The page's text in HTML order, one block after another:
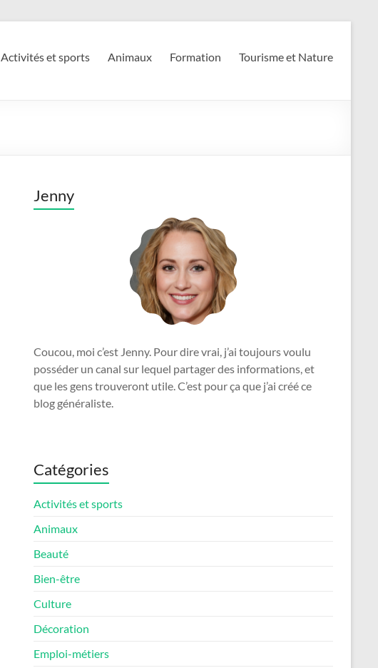
Activités et sports Animaux Formation Tourisme et Nature
Jenny
Coucou, moi c’est Jenny. Pour dire vrai, j’ai toujours voulu
posséder un canal sur lequel partager des informations, et
que les gens trouveront utile. C’est pour ça que j’ai créé ce
blog généraliste.
Catégories
Activités et sports
Animaux
Beauté
Bien-être
Culture
Décoration
Emploi-métiers